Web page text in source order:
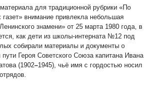
для традиционной рубрики «По
внимание привлекла небольшая
знамени» от 25 марта 1980 года, в
как дети из школы-интерната №12 под
собирали материалы и документы о
Героя Советского Союза капитана Ивана
(1902–1945), чьё имя с гордостью носил